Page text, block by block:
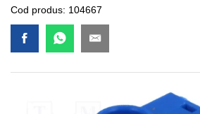
Cod produs: 104667